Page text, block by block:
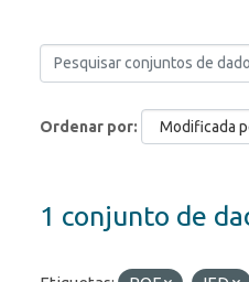
Ordenar por
1 conjunto de